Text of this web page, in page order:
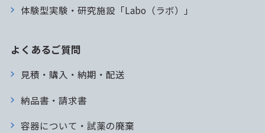
体験型実験・研究施設「Labo（ラボ）」
よくあるご質問
見積・購入・納期・配送
納品書・請求書
容器について・試薬の廃棄